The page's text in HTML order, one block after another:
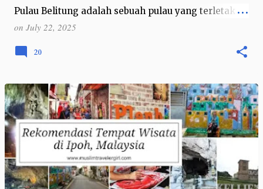
Pulau Belitung adalah sebuah pulau yang terletak di
Provinsi Kepulauan Bangka Belitung, Indonesia.
Dikenal karena keindahan pantainya yang eksotis
dan sumber daya alamnya yang kay…
on July 22, 2025
20